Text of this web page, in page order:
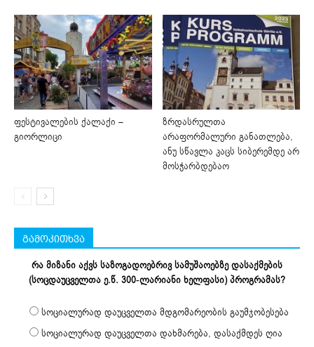
ფესტივალების ქალაქი –
გიორლიცი
ზრდასრულთა
არაფორმალური განათლება,
ანუ სწავლა კაცს სიბერემდე არ
მოსჭარბდებაო
გამოკითხვა
რა მიზანი აქვს საზოგადოებრივ სამუშაოებზე დასაქმების
(სოცდაუცველთა ე.წ. 300-ლარიანი ხელფასი) პროგრამას?
სოციალურად დაუცველთა მდგომარეობის გაუმჯობესება
სოციალურად დაუცველთა დახმარება, დასაქმდეს ღია